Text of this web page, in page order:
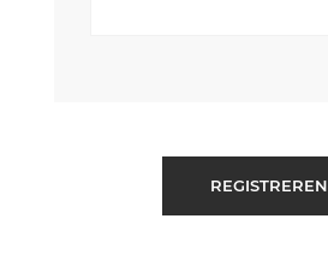
REGISTREREN